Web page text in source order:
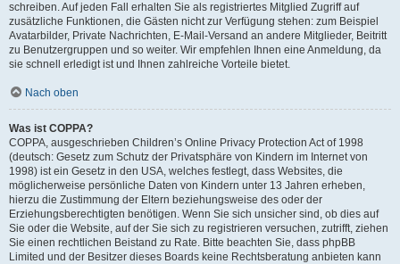
schreiben. Auf jeden Fall erhalten Sie als registriertes Mitglied Zugriff auf
zusätzliche Funktionen, die Gästen nicht zur Verfügung stehen: zum Beispiel
Avatarbilder, Private Nachrichten, E-Mail-Versand an andere Mitglieder, Beitritt
zu Benutzergruppen und so weiter. Wir empfehlen Ihnen eine Anmeldung, da
sie schnell erledigt ist und Ihnen zahlreiche Vorteile bietet.
Nach oben
Was ist COPPA?
COPPA, ausgeschrieben Children’s Online Privacy Protection Act of 1998
(deutsch: Gesetz zum Schutz der Privatsphäre von Kindern im Internet von
1998) ist ein Gesetz in den USA, welches festlegt, dass Websites, die
möglicherweise persönliche Daten von Kindern unter 13 Jahren erheben,
hierzu die Zustimmung der Eltern beziehungsweise des oder der
Erziehungsberechtigten benötigen. Wenn Sie sich unsicher sind, ob dies auf
Sie oder die Website, auf der Sie sich zu registrieren versuchen, zutrifft, ziehen
Sie einen rechtlichen Beistand zu Rate. Bitte beachten Sie, dass phpBB
Limited und der Besitzer dieses Boards keine Rechtsberatung anbieten kann